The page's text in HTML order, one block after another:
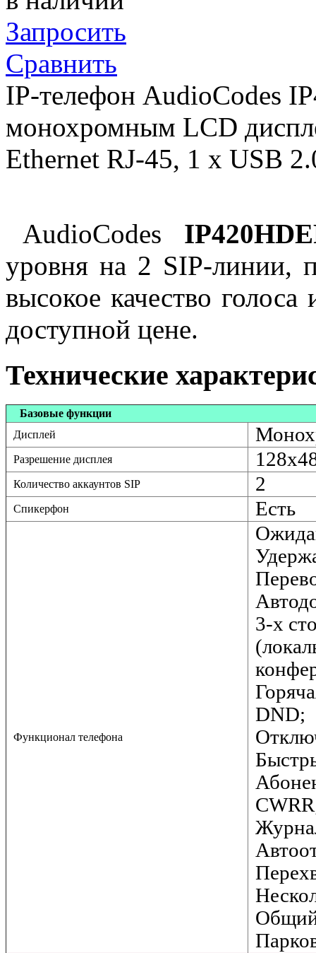
Запросить
Сравнить
IP-телефон AudioCodes
монохромным LCD
Ethernet RJ-45, 1 x USB
AudioCodes
уровня на 2 SIP-линии,
высокое качество
доступной цене.
Технические
Базовые функции
Дисплей
Разрешение дисплея
Количество аккаунтов SIP 2
Спикерфон Есть
Функционал телефона
3-х
DND;